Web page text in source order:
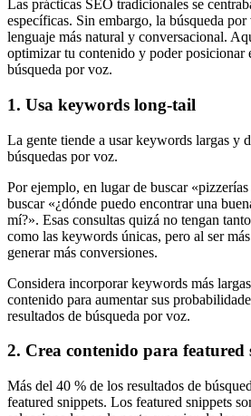
Las prácticas SEO tradicionales se
específicas. Sin embargo, la búsqueda
lenguaje más natural y conversacional.
optimizar tu contenido y poder posicionar
búsqueda por voz.
1. Usa keywords long-tail
La gente tiende a usar keywords largas y
búsquedas por voz.
Por ejemplo, en lugar de buscar
buscar «¿dónde puedo encontrar una
mí?». Esas consultas quizá no tengan
como las keywords únicas, pero al ser
generar más conversiones.
Considera incorporar keywords más
contenido para aumentar sus
resultados de búsqueda por voz.
2. Crea contenido para featured
Más del 40 % de los resultados de
featured snippets. Los featured snippets